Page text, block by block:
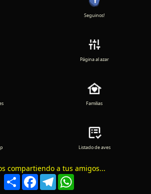
Seguinos!
Página al azar
Familias
Listado de aves
compartiendo a tus amigos...
Compartir
Facebook
Telegram